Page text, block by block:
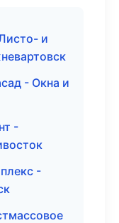
и
- Окна и
-
-